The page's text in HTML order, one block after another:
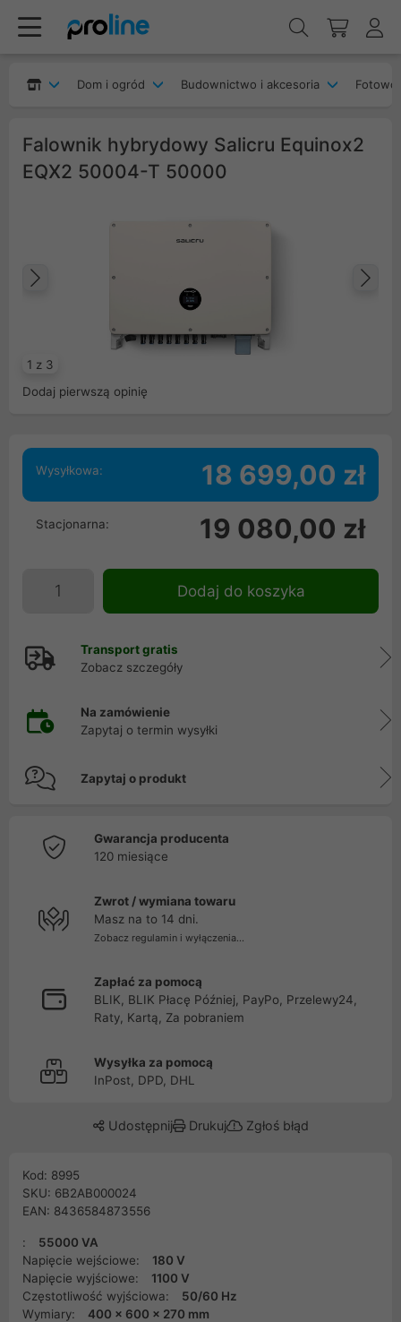
Dom i ogród Budownictwo i akcesoria
Falownik hybrydowy Salicru Equinox2
EQX2 50004-T 50000
1 z 3
Dodaj pierwszą opinię
Wysyłkowa: 18 699,00 zł
Stacjonarna: 19 080,00 zł
Dodaj do koszyka
Transport gratis
Zobacz szczegóły
Na zamówienie
Zapytaj o termin wysyłki
Zapytaj o produkt
Gwarancja producenta
120 miesiące
Zwrot / wymiana towaru
Masz na to 14 dni.
Zobacz regulamin i wyłączenia...
Zapłać za pomocą
BLIK, BLIK Płacę Później, PayPo, Przelewy24,
Raty, Kartą, Za pobraniem
Wysyłka za pomocą
InPost, DPD, DHL
Udostępnij Drukuj Zgłoś błąd
Kod: 8995
SKU: 6B2AB000024
EAN: 8436584873556
:
55000 VA
Napięcie wejściowe:
180 V
Napięcie wyjściowe:
1100 V
Częstotliwość wyjściowa:
50/60 Hz
Wymiary:
400 x 600 x 270 mm